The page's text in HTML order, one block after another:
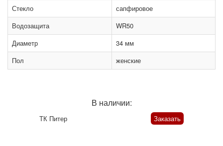
Стекло
сапфировое
Водозащита
WR50
Диаметр
34 мм
Пол
женские
В наличии:
ТК Питер Заказать